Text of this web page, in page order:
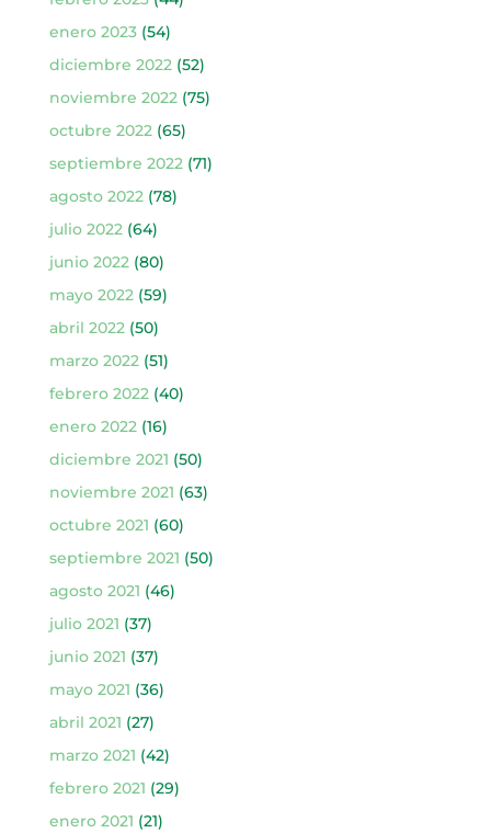
enero 2023(54)
diciembre 2022(52)
noviembre 2022(75)
octubre 2022(65)
septiembre 2022(71)
agosto 2022(78)
julio 2022(64)
junio 2022(80)
mayo 2022(59)
abril 2022(50)
marzo 2022(51)
febrero 2022(40)
enero 2022(16)
diciembre 2021 (50)
noviembre 2021 (63)
octubre 2021 (60)
septiembre 2021 (50)
agosto 2021 (46)
julio 2021 (37)
junio 2021 (37)
mayo 2021 (36)
abril 2021 (27)
marzo 2021 (42)
febrero 2021 (29)
enero 2021 (21)